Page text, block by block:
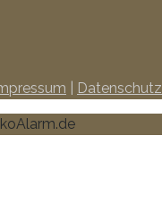
Datenschutz